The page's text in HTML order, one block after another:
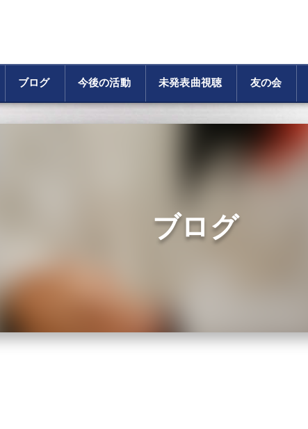
ブログ 今後の活動 未発表曲視聴 友の会
ブログ